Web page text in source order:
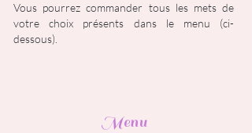
Vous pourrez commander tous les mets de
votre choix présents dans le menu (ci-
dessous).
Menu